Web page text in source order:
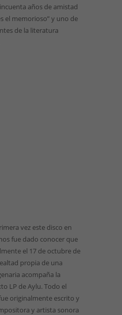
años de amistad
el memorioso” y uno de
de la literatura
vez este disco en
fue dado conocer que
el 17 de octubre de
propia de una
acompaña la
LP de Aylu. Todo el
originalmente escrito y
y artista sonora